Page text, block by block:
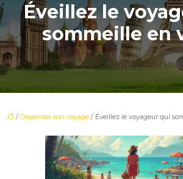
Éveillez le
sommeille en
/ Organiser son voyage / Éveillez le voyageur qui